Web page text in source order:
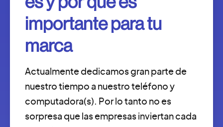
importante para tu
marca
Actualmente dedicamos gran parte de
nuestro tiempo a nuestro teléfono y
computadora(s). Por lo tanto no es
sorpresa que las empresas inviertan cada